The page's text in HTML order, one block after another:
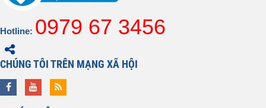
Hotline: 0979 67 3456
CHÚNG TÔI TRÊN MẠNG XÃ HỘI